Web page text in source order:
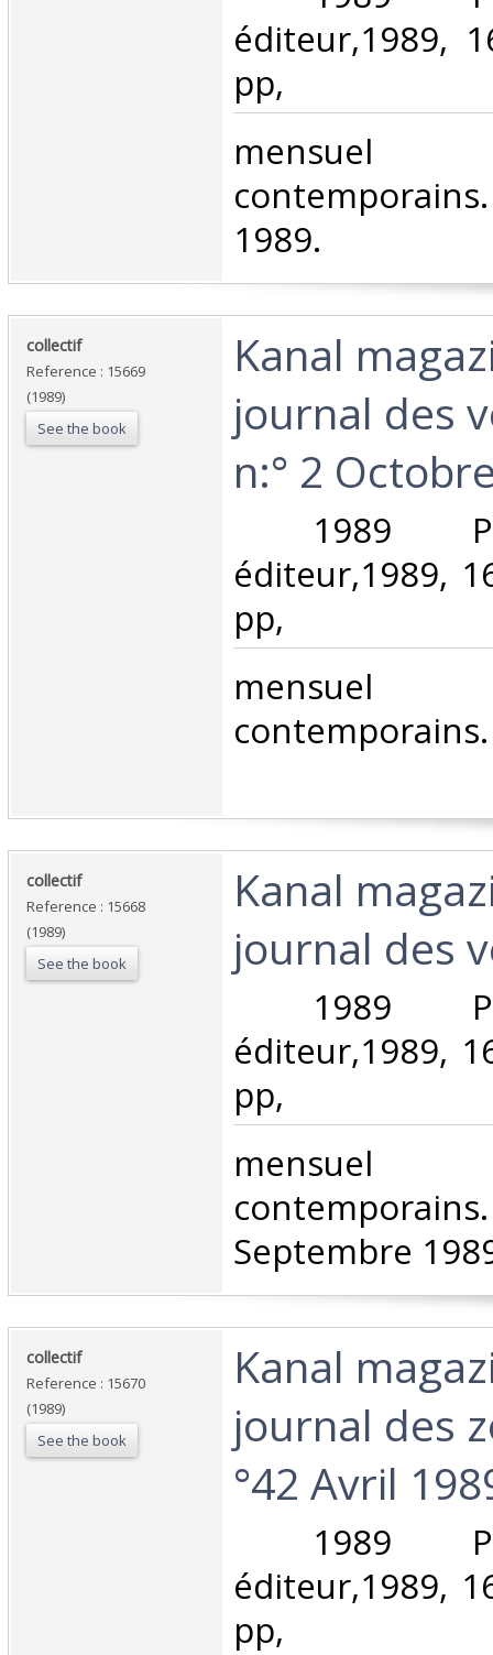
éditeur,1989,
pp, ‎
1989. ‎
‎collectif ‎
Reference : 15669
(1989)
See the book
‎Kanal
journal des
n:° 2
1989
éditeur,1989,
pp, ‎
‎collectif ‎
Reference : 15668
(1989)
See the book
‎Kanal
journal des
1989
éditeur,1989,
pp, ‎
Septembre
‎collectif ‎
Reference : 15670
(1989)
See the book
‎Kanal
journal des
°42 Avril
1989
éditeur,1989,
pp, ‎